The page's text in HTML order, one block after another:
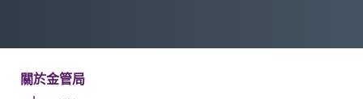
關於金管局